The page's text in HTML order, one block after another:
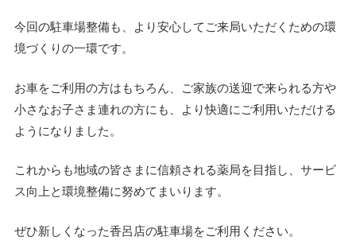
今回の駐車場整備も、
より安心してご来局いただくための環
境づくりの一環です。
お車をご利用の方はもちろん、
ご家族の送迎で来られる方や
小さなお子さま連れの方にも、
より快適にご利用いただける
ようになりました。
これからも地域の皆さまに信頼される薬局を目指し、 サービ
ス向上と環境整備に努めてまいります。
ぜひ新しくなった香呂店の駐車場をご利用ください。